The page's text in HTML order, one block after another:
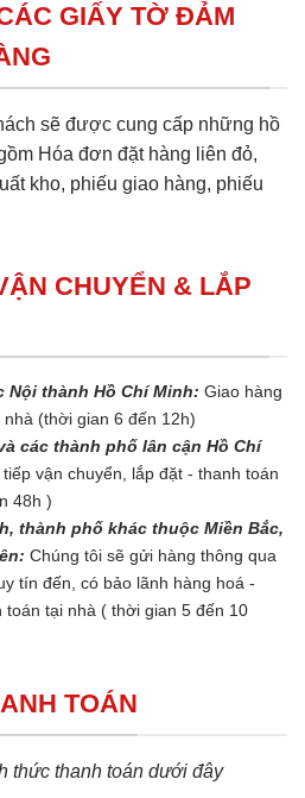
GIẤY TỜ ĐẢM
sẽ được cung cấp những hồ
Hóa đơn đặt hàng liên đỏ,
kho, phiếu giao hàng, phiếu
CHUYỂN & LẮP
Nội thành Hồ Chí Minh: Giao hàng
(thời gian 6 đến 12h)
các thành phố lân cận Hồ Chí
vận chuyển, lắp đặt - thanh toán
48h )
thành phố khác thuộc Miền Bắc,
Chúng tôi sẽ gửi hàng thông qua
tín đến, có bảo lãnh hàng hoá -
toán tại nhà ( thời gian 5 đến 10
TOÁN
thức thanh toán dưới đây